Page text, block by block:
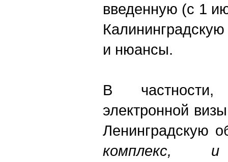
введенную (с 1
и нюансы.
В
электронной
Ленинградскую
комплекс, и